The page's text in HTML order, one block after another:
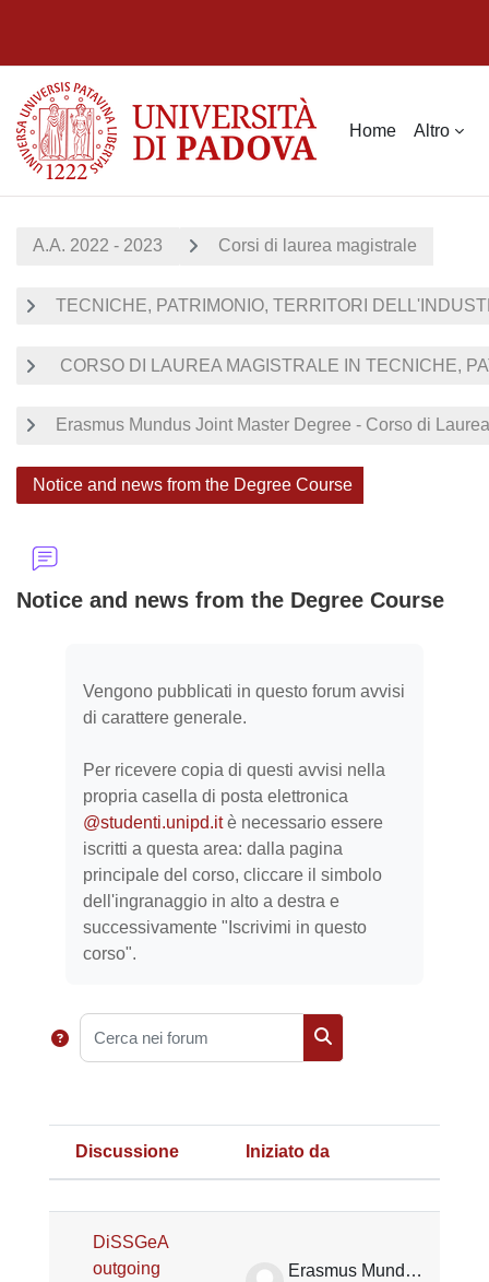
Home Altro
A.A. 2022 - 2023 Corsi di laurea magistrale
TECNICHE, PATRIMONIO, TERRITORI
CORSO DI LAUREA MAGISTRALE IN TECNICHE,
Erasmus Mundus Joint Master Degree - Corso di
Notice and news from the Degree Course
Notice and news from the Degree Course
Vengono pubblicati in questo forum avvisi
di carattere generale.
Per ricevere copia di questi avvisi nella
propria casella di posta elettronica
@studenti.unipd.itè necessario essere
iscritti a questa area: dalla pagina
principale del corso, cliccare il simbolo
dell'ingranaggio in alto a destra e
successivamente "Iscrivimi in questo
corso".
Cerca nei forum
Cerca nei forum
Stato
Discussione Iniziato da
DiSSGeA
outgoing
Erasmus Mundus TPTI